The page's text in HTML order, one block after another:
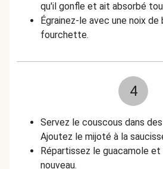
qu'il gonfle et ait absorbé
Égrainez-le avec une noix de
fourchette.
4
Servez le couscous dans
Ajoutez le mijoté à la
Répartissez le guacamole
nouveau.